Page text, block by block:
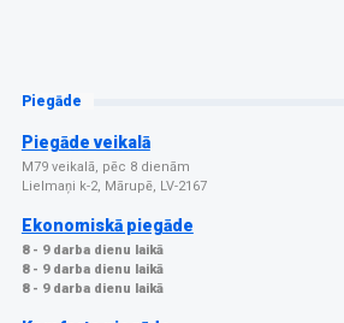
Piegāde
Piegāde veikalā
M79 veikalā, pēc 8 dienām
Lielmaņi k-2, Mārupē, LV-2167
Ekonomiskā piegāde
8 - 9 darba dienu laikā
8 - 9 darba dienu laikā
8 - 9 darba dienu laikā